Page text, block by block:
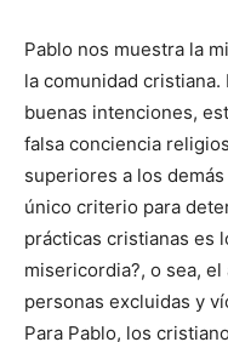
Pablo nos muestra la
la comunidad
buenas intenciones,
falsa conciencia
superiores a los
único criterio para
prácticas cristianas es
misericordia?, o sea,
personas excluidas y
Para Pablo, los